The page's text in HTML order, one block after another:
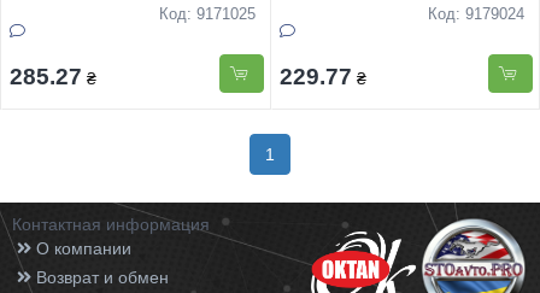
Код: 9171025
285.27 ₴
Код: 9179024
229.77 ₴
1
Контактная информация
О компании
Возврат и обмен